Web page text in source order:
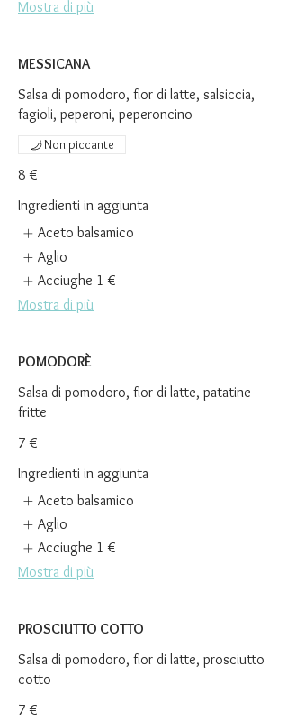
Mostra di più
MESSICANA
Salsa di pomodoro, fior di latte, salsiccia,
fagioli, peperoni, peperoncino
8 €
Non piccante
Ingredienti in aggiunta
Aceto balsamico
Aglio
Acciughe 1 €
Mostra di più
POMODORÈ
Salsa di pomodoro, fior di latte, patatine
fritte
7 €
Ingredienti in aggiunta
Aceto balsamico
Aglio
Acciughe 1 €
Mostra di più
PROSCIUTTO COTTO
Salsa di pomodoro, fior di latte, prosciutto
cotto
7 €